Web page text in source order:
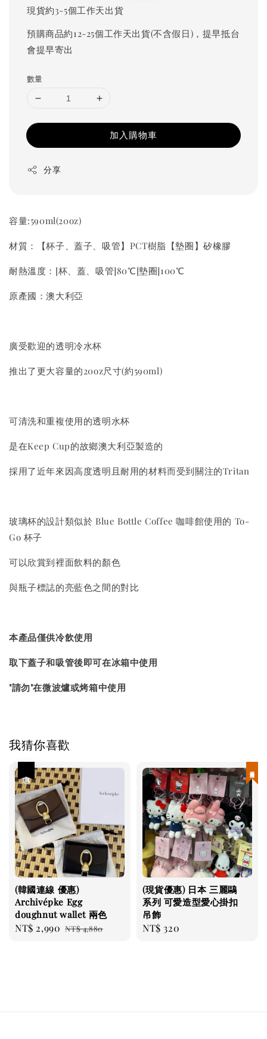
現貨約3-5個工作天出貨
預購商品約12-25個工作天出貨(不含假日)，提早抵台
會提早寄出
數量
加入購物車
分享
容量:590ml(20oz)
材質：【杯子、蓋子、吸管】PCT樹脂【墊圈】矽橡膠
耐熱溫度：[杯、蓋、吸管]80℃[墊圈]100℃
原產國：澳大利亞
廣受歡迎的透明冷水杯
推出了更大容量的20oz尺寸(約590ml)
可清洗和重複使用的透明水杯
是在Keep Cup的故鄉澳大利亞製造的
採用了近年來因高度透明且耐用的材料而受到關注的Tritan
玻璃杯的設計類似於 Blue Bottle Coffee 咖啡館使用的 To-
Go 杯子
可以欣賞到裡面飲料的顏色
與瓶子標誌的亮藍色之間的對比
本產品僅供冷飲使用
取下蓋子和吸管後即可在冰箱中使用
"請勿"在微波爐或烤箱中使用
我猜你喜歡
(韓國連線 優惠)
Archivépke Egg
doughnut wallet 兩色
Sale
NT$ 2,990 Regular
NT$ 4,880
(現貨優惠) 日本 三麗鷗
系列 可愛造型愛心掛扣
吊飾
Regular
NT$ 320